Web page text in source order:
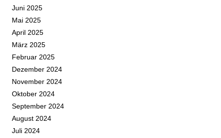
Juni 2025
Mai 2025
April 2025
März 2025
Februar 2025
Dezember 2024
November 2024
Oktober 2024
September 2024
August 2024
Juli 2024